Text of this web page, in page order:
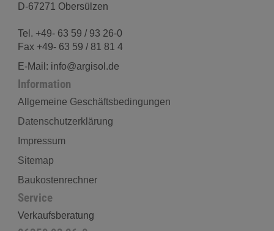
D-67271 Obersülzen
Tel. +49- 63 59 / 93 26-0
Fax +49- 63 59 / 81 81 4
E-Mail: info@argisol.de
Information
Allgemeine Geschäftsbedingungen
Datenschutzerklärung
Impressum
Sitemap
Baukostenrechner
Service
Verkaufsberatung